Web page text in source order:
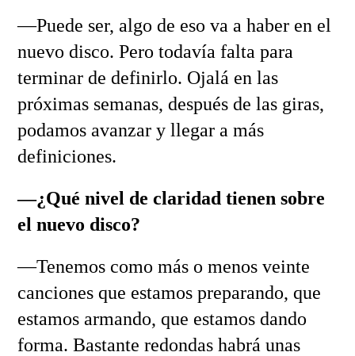
—Puede ser, algo de eso va a haber en el
nuevo disco. Pero todavía falta para
terminar de definirlo. Ojalá en las
próximas semanas, después de las giras,
podamos avanzar y llegar a más
definiciones.
—¿Qué nivel de claridad tienen sobre
el nuevo disco?
—Tenemos como más o menos veinte
canciones que estamos preparando, que
estamos armando, que estamos dando
forma. Bastante redondas habrá unas